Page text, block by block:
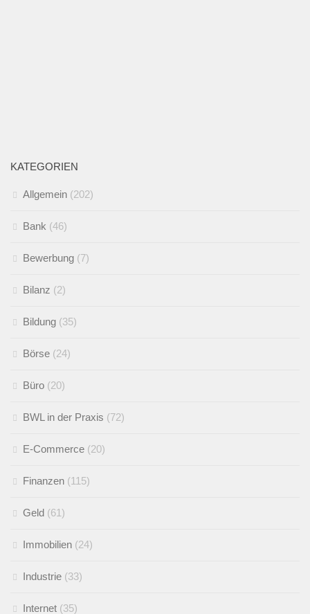
KATEGORIEN
Allgemein (202)
Bank (46)
Bewerbung (7)
Bilanz (2)
Bildung (35)
Börse (24)
Büro (20)
BWL in der Praxis (72)
E-Commerce (20)
Finanzen (115)
Geld (61)
Immobilien (24)
Industrie (33)
Internet (35)